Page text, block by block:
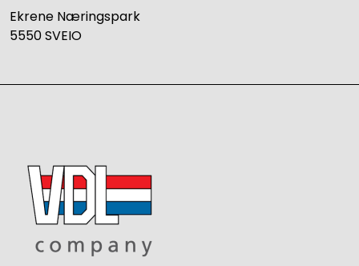
Ekrene Næringspark
5550 SVEIO